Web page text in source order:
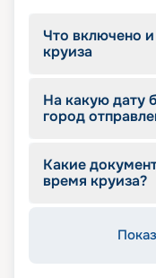
Что включено
круиза
На какую дату
город
Какие
время круиза?